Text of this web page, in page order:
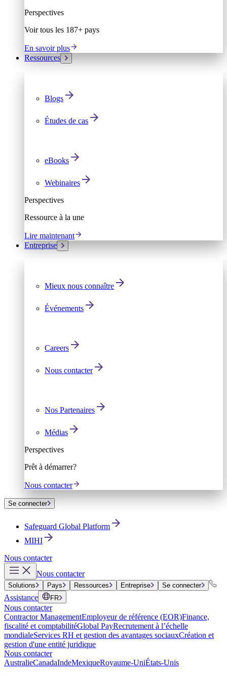
Perspectives
Voir tous les 187+ pays
En savoir plus
Ressources
Blogs
Études de cas
eBooks
Webinaires
Perspectives
Ressource à la une
Lire maintenant
Entreprise
Mieux nous connaître
Événements
Careers
Nous contacter
Nos Partenaires
Médias
Perspectives
Prêt à démarrer?
Nous contacter
Se connecter
Safeguard Global Platform
MIHI
Nous contacter
Nous contacter
Solutions Pays Ressources Entreprise Se connecter
Assistance FR
Nous contacter
Contractor ManagementEmployeur de référence (EOR)Finance,
fiscalité et comptabilitéGlobal PayRecrutement à l’échelle
mondialeServices RH et gestion des avantages sociauxCréation et
gestion d'une entité juridique
Nous contacter
AustralieCanadaIndeMexiqueRoyaume-UniÉtats-Unis